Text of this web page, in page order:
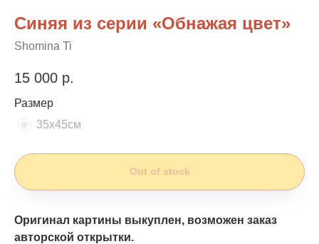
Синяя из серии «Обнажая цвет»
Shomina Ti
15 000 р.
Размер
35х45см
Out of stock
Оригинал картины выкуплен, возможен заказ
авторской открытки.